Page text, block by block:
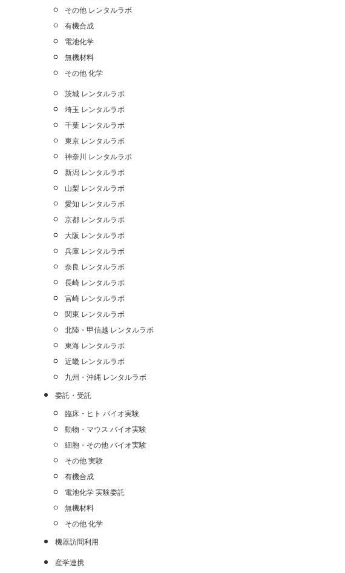
その他 レンタルラボ
有機合成
電池化学
無機材料
その他 化学
茨城 レンタルラボ
埼玉 レンタルラボ
千葉 レンタルラボ
東京 レンタルラボ
神奈川 レンタルラボ
新潟 レンタルラボ
山梨 レンタルラボ
愛知 レンタルラボ
京都 レンタルラボ
大阪 レンタルラボ
兵庫 レンタルラボ
奈良 レンタルラボ
長崎 レンタルラボ
宮崎 レンタルラボ
関東 レンタルラボ
北陸・甲信越 レンタルラボ
東海 レンタルラボ
近畿 レンタルラボ
九州・沖縄 レンタルラボ
委託・受託
臨床・ヒト バイオ実験
動物・マウス バイオ実験
細胞・その他 バイオ実験
その他 実験
有機合成
電池化学 実験委託
無機材料
その他 化学
機器訪問利用
産学連携